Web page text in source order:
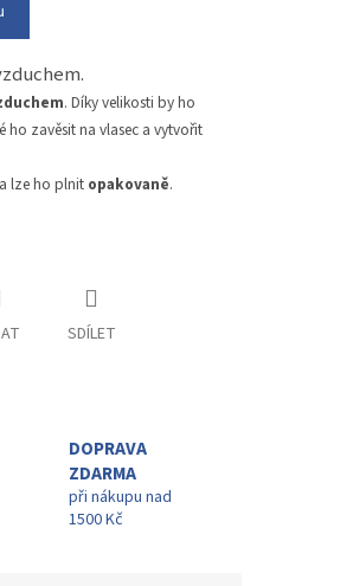
. Díky velikosti by ho
ho zavěsit na vlasec a vytvořit
lze ho plnit opakovaně.
SDÍLET
DOPRAVA
ZDARMA
při nákupu nad
1500 Kč